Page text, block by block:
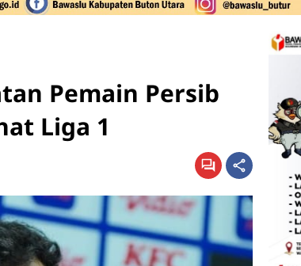
Pemain Persib
Liga 1